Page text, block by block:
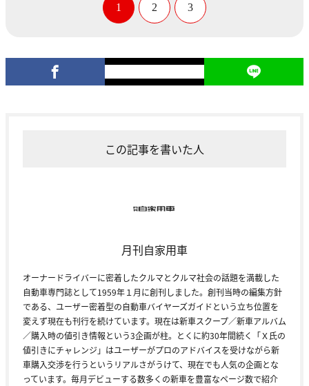
1 2 3
この記事を書いた人
月刊自家用車
オーナードライバーに密着したクルマとクルマ社会の話題を満載した
自動車専門誌として1959年１月に創刊しました。創刊当時の編集方針
である、ユーザー密着型の自動車バイヤーズガイドという立ち位置を
変えず現在も刊行を続けています。現在は新車スクープ／新車アルバム
／購入時の値引き情報という3企画が柱。とくに約30年間続く「Ｘ氏の
値引きにチャレンジ」はユーザーがプロのアドバイスを受けながら新
車購入交渉を行うというリアルさがうけて、現在でも人気の企画とな
っています。毎月デビューする数多くの新車を豊富なページ数で紹介